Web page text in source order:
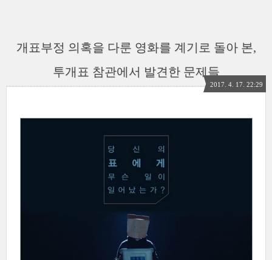
개표부정 의혹을 다룬 영화를 계기로 돌아 본,
투개표 참관에서 발견한 문제들
2017. 4. 17. 22:29